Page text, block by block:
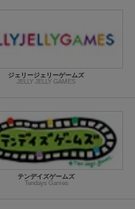
ジェリージェリーゲームズ
JELLY JELLY GAMES
テンデイズゲームズ
Tendays Games